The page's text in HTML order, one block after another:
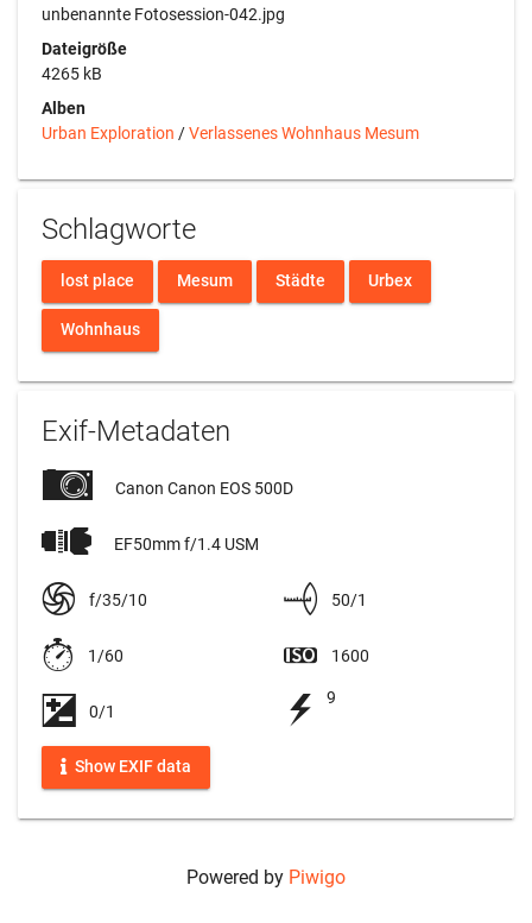
unbenannte Fotosession-042.jpg
Dateigröße
4265 kB
Alben
Urban Exploration /Verlassenes Wohnhaus Mesum
Schlagworte
lost place Mesum Städte Urbex
Wohnhaus
Exif-Metadaten
Canon Canon EOS 500D
EF50mm f/1.4 USM
f/35/10 50/1
1/60 1600
0/1
9
Show EXIF data
Powered by Piwigo